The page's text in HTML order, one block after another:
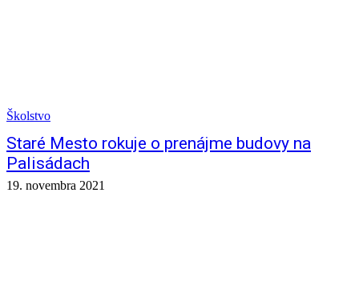
Školstvo
Staré Mesto rokuje o prenájme budovy na
Palisádach
19. novembra 2021